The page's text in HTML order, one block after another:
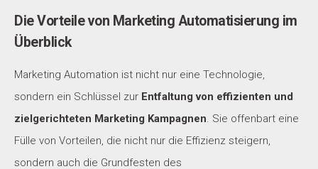
Die Vorteile von Marketing Automatisierung im
Überblick
Marketing Automation ist nicht nur eine Technologie,
sondern ein Schlüssel zur Entfaltung von effizienten und
zielgerichteten Marketing Kampagnen. Sie offenbart eine
Fülle von Vorteilen, die nicht nur die Effizienz steigern,
sondern auch die Grundfesten des